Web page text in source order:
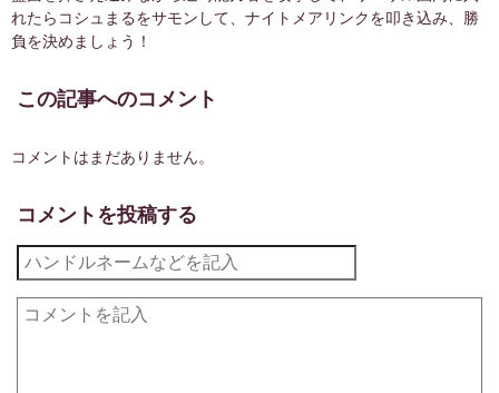
スタンダード
C
黄金の林檎
スタンダード
デッキ分析
れたらコシュまるをサモンして、ナイトメアリンクを叩き込み、勝
負を決めましょう！
この記事へのコメント
コメントはまだありません。
コメントを投稿する